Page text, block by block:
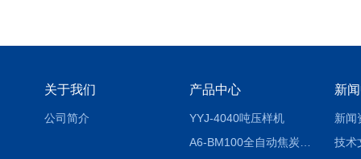
关于我们
公司简介
产品中心
YYJ-4040吨压样机
A6-BM100全自动焦炭制球系统
新
新闻
技术